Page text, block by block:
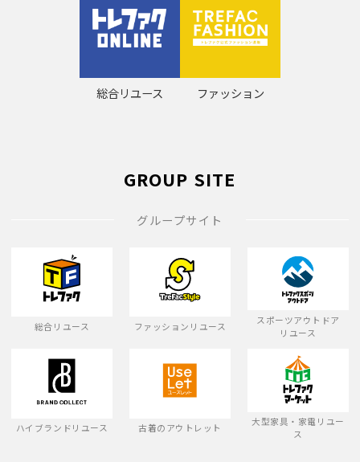
総合リユース ファッション
GROUP SITE
グループサイト
総合リユース ファッションリユース
スポーツアウトドア
リユース
ハイブランドリユース 古着のアウトレット
大型家具・家電リユー
ス